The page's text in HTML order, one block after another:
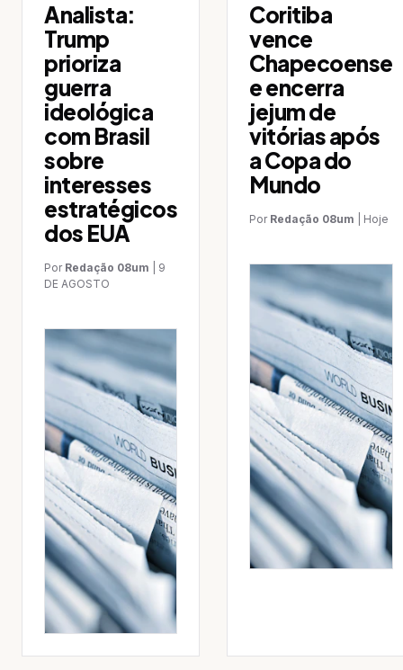
Analista:
Trump
prioriza
guerra
ideológica
com Brasil
sobre
interesses
estratégicos
dos EUA
Por Redação 08um
9
DE AGOSTO
Coritiba
vence
Chapecoense
e encerra
jejum de
vitórias após
a Copa do
Mundo
Por Redação 08um | Hoje